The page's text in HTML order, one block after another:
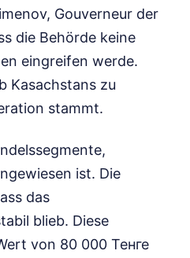
Gouverneur der
die Behörde keine
eingreifen werde.
Kasachstans zu
stammt.
ist. Die
das
blieb. Diese
von 80 000 Тенге